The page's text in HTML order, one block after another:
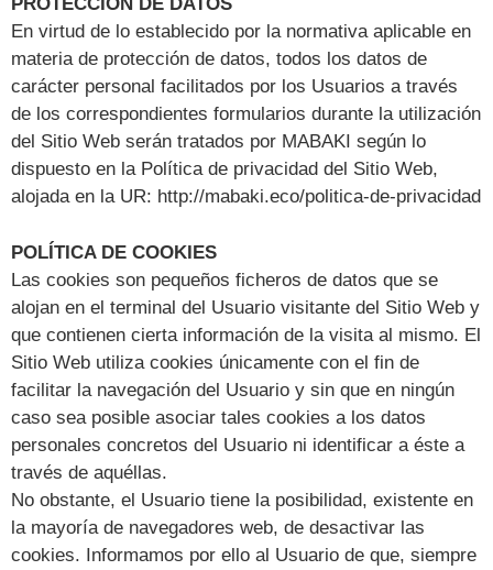
En virtud de lo establecido por la normativa aplicable en
materia de protección de datos, todos los datos de
carácter personal facilitados por los Usuarios a través
de los correspondientes formularios durante la utilización
del Sitio Web serán tratados por MABAKI según lo
dispuesto en la Política de privacidad del Sitio Web,
alojada en la UR: http://mabaki.eco/politica-de-privacidad
POLÍTICA DE COOKIES
Las cookies son pequeños ficheros de datos que se
alojan en el terminal del Usuario visitante del Sitio Web y
que contienen cierta información de la visita al mismo. El
Sitio Web utiliza cookies únicamente con el fin de
facilitar la navegación del Usuario y sin que en ningún
caso sea posible asociar tales cookies a los datos
personales concretos del Usuario ni identificar a éste a
través de aquéllas.
No obstante, el Usuario tiene la posibilidad, existente en
la mayoría de navegadores web, de desactivar las
cookies. Informamos por ello al Usuario de que, siempre